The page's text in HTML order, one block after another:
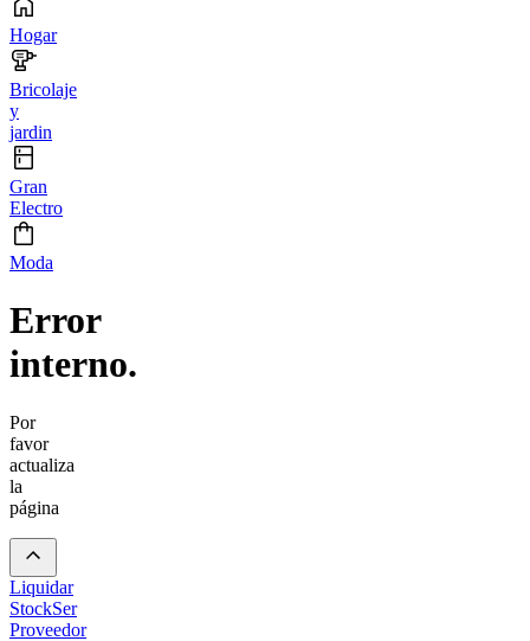
Hogar
Bricolaje
y
jardin
Gran
Electro
Moda
Error
interno.
Por
favor
actualiza
la
página
Liquidar
StockSer
Proveedor